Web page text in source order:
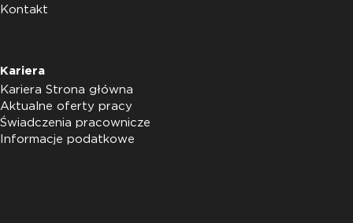
Kontakt
Kariera
Kariera Strona główna
Aktualne oferty pracy
Świadczenia pracownicze
Informacje podatkowe